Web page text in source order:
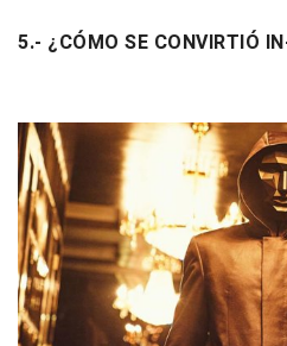
5.- ¿CÓMO SE CONVIRTIÓ